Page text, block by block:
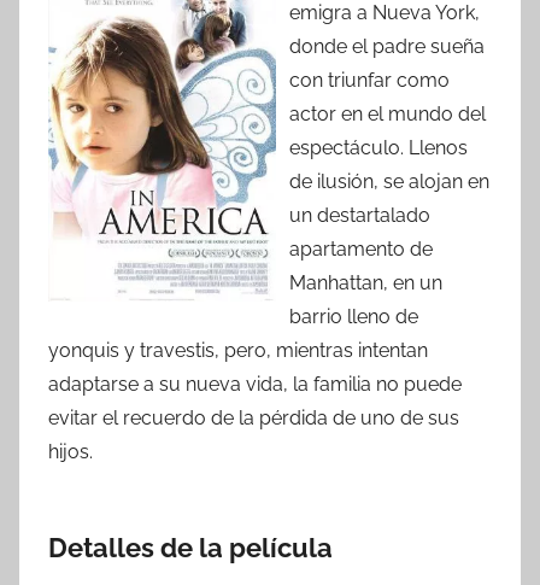
emigra a Nueva York,
donde el padre sueña
con triunfar como
actor en el mundo del
espectáculo. Llenos
de ilusión, se alojan en
un destartalado
apartamento de
Manhattan, en un
barrio lleno de
yonquis y travestis, pero, mientras intentan
adaptarse a su nueva vida, la familia no puede
evitar el recuerdo de la pérdida de uno de sus
hijos.
Detalles de la película